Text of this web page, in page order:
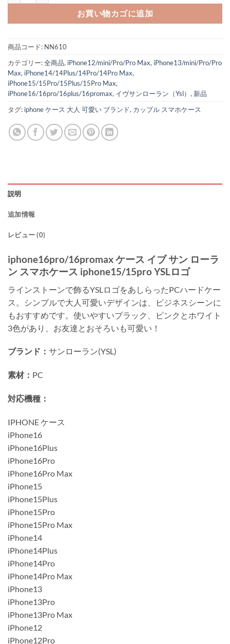
お買い物カゴに追加
商品コード: NN610
カテゴリー:全商品, iPhone12/mini/Pro/Pro Max, iPhone13/mini/Pro/Pro
Max, iPhone14/14Plus/14Pro/14Pro Max,
iPhone15/15Pro/15Plus/15Pro Max,
iPhone16/16pro/16plus/16promax, イヴサンローラン（Ysl） , 新品
タグ: iphone ケース 大人 可愛い ブランド, カップル スマホケース
説明
追加情報
レビュー (0)
iphone16pro/16promax ケース イブ サン ローラ
ン スマホケース iphone15/15pro YSLロゴ
ラインストーンで飾るYSLロゴをあしらったPCハードケー
ス。シンプルで大人可愛いデザインは、ビジネスシーンに
もおすすめです。使いやすいブラック、ピンクとホワイト
3色があり、お友達とおそろいも可愛い！
ブランド： サンローラン(YSL)
素材： PC
対応機種：
IPHONE ケース
iPhone16
iPhone16Plus
iPhone16Pro
iPhone16Pro Max
iPhone15
iPhone15Plus
iPhone15Pro
iPhone15Pro Max
iPhone14
iPhone14Plus
iPhone14Pro
iPhone14Pro Max
iPhone13
iPhone13Pro
iPhone13Pro Max
iPhone12
iPhone12Pro